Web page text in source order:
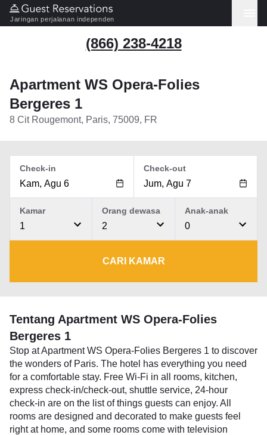
Jaringan perjalanan independen
(866) 238-4218
Apartment WS Opera-Folies
Bergeres 1
8 Cit Rougemont, Paris, 75009, FR
Check-in Check-out
1
Kamar
2
Orang dewasa
0
Anak-anak
CARI KAMAR
Tentang Apartment WS Opera-Folies
Bergeres 1
Stop at Apartment WS Opera-Folies Bergeres 1 to discover
the wonders of Paris. The hotel has everything you need
for a comfortable stay. Free Wi-Fi in all rooms, kitchen,
express check-in/check-out, shuttle service, 24-hour
check-in are on the list of things guests can enjoy. All
rooms are designed and decorated to make guests feel
right at home, and some rooms come with television